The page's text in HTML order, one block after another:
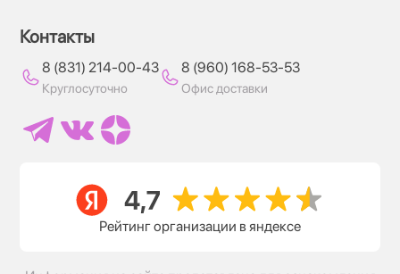
Контакты
8 (831) 214-00-43
Круглосуточно
8 (960) 168-53-53
Офис доставки
Рейтинг организации в яндексе